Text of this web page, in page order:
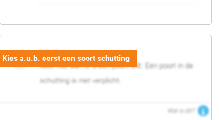
05. Poort
Geef hier aan of u een poort wilt. Een poort in de
schutting is niet verplicht.
Wat is dit?